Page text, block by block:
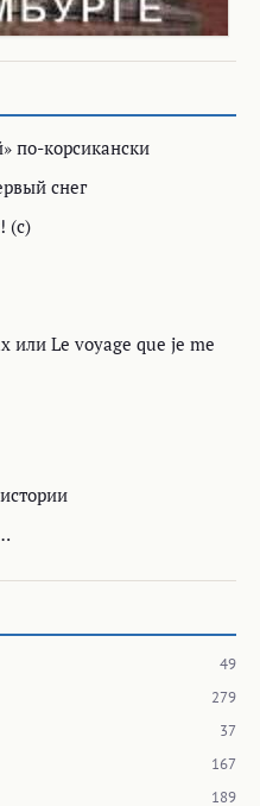
по-корсикански
снег
(с)
или Le voyage que je me
49
279
37
167
189